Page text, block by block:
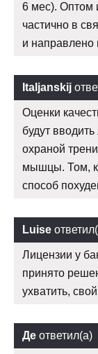
6 мес). Оптом
частично в
и
Italjanskij
Оценки
будут
охраной
мышцы. Том,
способ
Luise
Лицензии у
принято
ухватить,
Де ответил(а)